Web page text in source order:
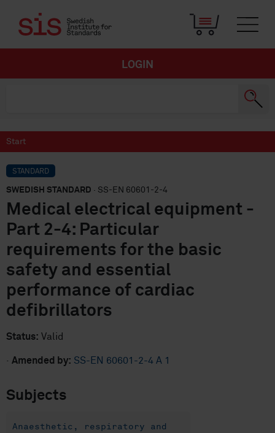
LOGIN
Start
STANDARD
SWEDISH STANDARD · SS-EN 60601-2-4
Medical electrical equipment -
Part 2-4: Particular
requirements for the basic
safety and essential
performance of cardiac
defibrillators
Status: Valid
· Amended by: SS-EN 60601-2-4 A 1
Subjects
Anaesthetic, respiratory and